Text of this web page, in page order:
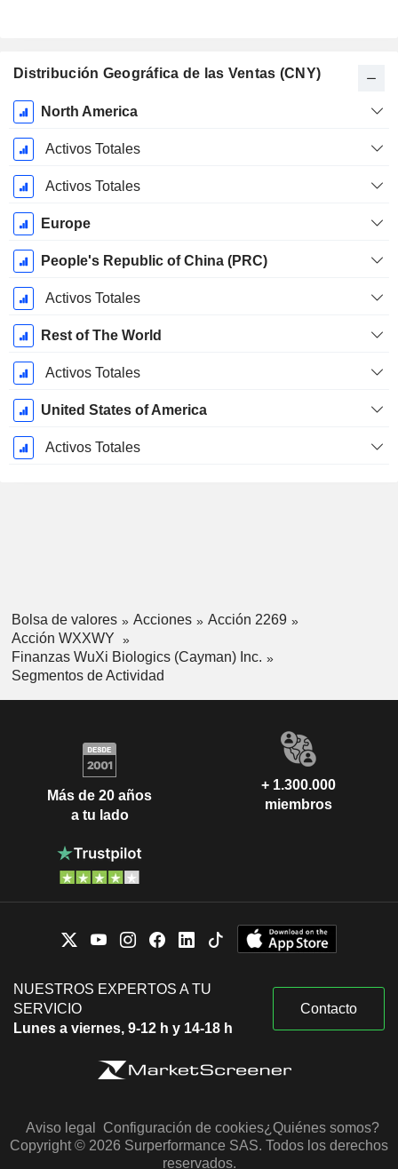
Distribución Geográfica de las Ventas (CNY)
Período
fiscal:
Diciembre
North America
Activos Totales
Activos Totales
Europe
People's Republic of China (PRC)
Activos Totales
Rest of The World
Activos Totales
United States of America
Activos Totales
Bolsa de valores Acciones
Acción 2269
Acción WXXWY
Finanzas WuXi Biologics (Cayman) Inc.
Segmentos de Actividad
Más de 20 años
a tu lado
+ 1.300.000
miembros
NUESTROS EXPERTOS A TU
SERVICIO
Lunes a viernes, 9-12 h y 14-18 h
Contacto
Aviso legal Configuración de cookies¿Quiénes somos?
Copyright © 2026 Surperformance SAS. Todos los derechos
reservados.